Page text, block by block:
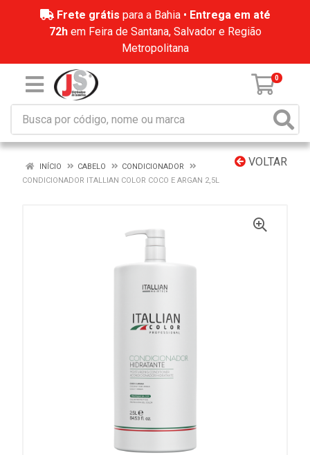
Frete grátis para a Bahia • Entrega em até
72hem Feira de Santana, Salvador e Região
Metropolitana
0
VOLTAR
INÍCIO CABELO
CONDICIONADOR
CONDICIONADOR ITALLIAN COLOR COCO E ARGAN 2,5L